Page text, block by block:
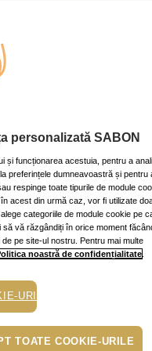
kiwi, ananas sau
de mango și kiwi
nutrienți, oferind energie
o piele sănătoasă și
personalizată SABON
și funcționarea acestuia, pentru a
preferințele dumneavoastră și pentru
respinge toate tipurile de module
acest din urmă caz, vor fi utilizate
categoriile de module cookie pe
vă răzgândiți în orice moment
pe site-ul nostru. Pentru mai multe
noastră de confidențialitate
URI
TOATE COOKIE-URILE